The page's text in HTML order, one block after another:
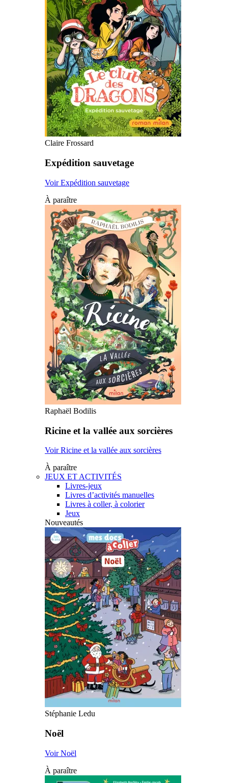
Claire Frossard
Expédition sauvetage
Voir Expédition sauvetage
À paraître
Raphaël Bodilis
Ricine et la vallée aux sorcières
Voir Ricine et la vallée aux sorcières
À paraître
JEUX ET ACTIVITÉS
Livres-jeux
Livres d’activités manuelles
Livres à coller, à colorier
Jeux
Nouveautés
Stéphanie Ledu
Noël
Voir Noël
À paraître